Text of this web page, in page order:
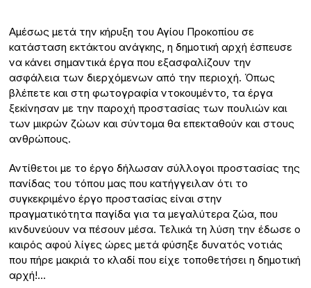
Αμέσως μετά την κήρυξη του Αγίου Προκοπίου σε
κατάσταση εκτάκτου ανάγκης, η δημοτική αρχή έσπευσε
να κάνει σημαντικά έργα που εξασφαλίζουν την
ασφάλεια των διερχόμενων από την περιοχή. Όπως
βλέπετε και στη φωτογραφία ντοκουμέντο, τα έργα
ξεκίνησαν με την παροχή προστασίας των πουλιών και
των μικρών ζώων και σύντομα θα επεκταθούν και στους
ανθρώπους.
Αντίθετοι με το έργο δήλωσαν σύλλογοι προστασίας της
πανίδας του τόπου μας που κατήγγειλαν ότι το
συγκεκριμένο έργο προστασίας είναι στην
πραγματικότητα παγίδα για τα μεγαλύτερα ζώα, που
κινδυνεύουν να πέσουν μέσα. Τελικά τη λύση την έδωσε ο
καιρός αφού λίγες ώρες μετά φύσηξε δυνατός νοτιάς
που πήρε μακριά το κλαδί που είχε τοποθετήσει η δημοτική
αρχή!…